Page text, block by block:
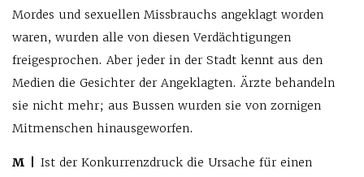
Mordes und sexuellen Missbrauchs angeklagt worden
waren, wurden alle von diesen Verdächtigungen
freigesprochen. Aber jeder in der Stadt kennt aus den
Medien die Gesichter der Angeklagten. Ärzte behandeln
sie nicht mehr; aus Bussen wurden sie von zornigen
Mitmenschen hinausgeworfen.
M |
Ist der Konkurrenzdruck die Ursache für einen